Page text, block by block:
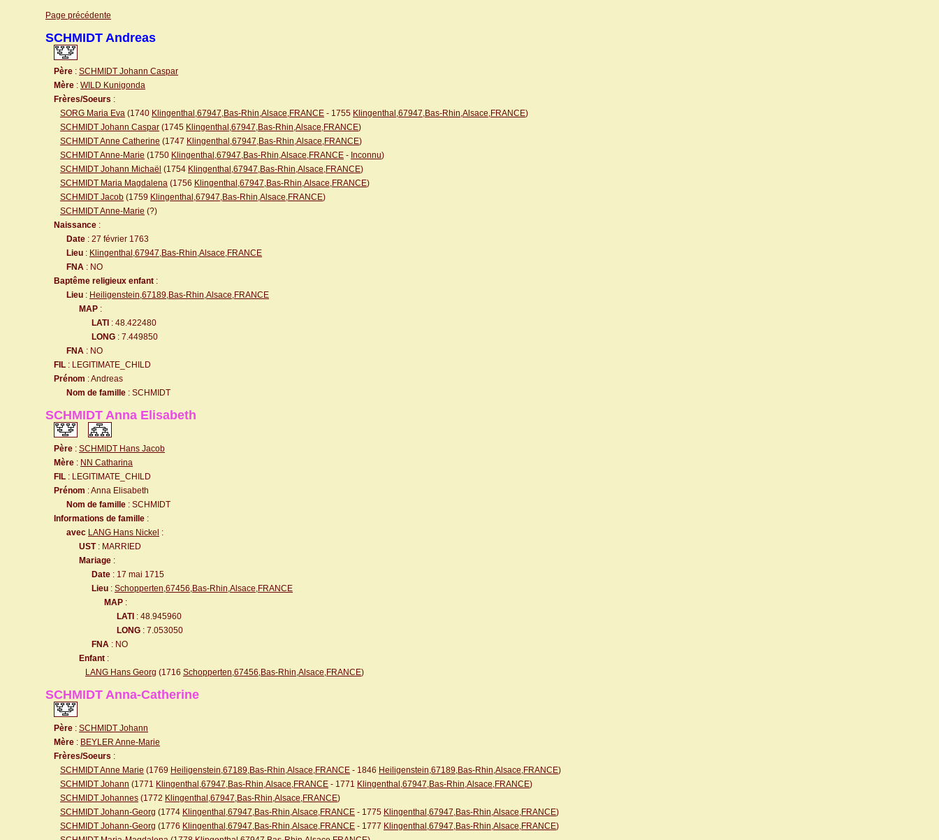
Page précédente
SCHMIDT Andreas
Père : SCHMIDT Johann Caspar
Mère : WILD Kunigonda
Frères/Soeurs :
SORG Maria Eva (1740 Klingenthal,67947,Bas-Rhin,Alsace,FRANCE - 1755 Klingenthal,67947,Bas-Rhin,Alsace,FRANCE)
SCHMIDT Johann Caspar (1745 Klingenthal,67947,Bas-Rhin,Alsace,FRANCE)
SCHMIDT Anne Catherine (1747 Klingenthal,67947,Bas-Rhin,Alsace,FRANCE)
SCHMIDT Anne-Marie (1750 Klingenthal,67947,Bas-Rhin,Alsace,FRANCE - Inconnu)
SCHMIDT Johann Michaël (1754 Klingenthal,67947,Bas-Rhin,Alsace,FRANCE)
SCHMIDT Maria Magdalena (1756 Klingenthal,67947,Bas-Rhin,Alsace,FRANCE)
SCHMIDT Jacob (1759 Klingenthal,67947,Bas-Rhin,Alsace,FRANCE)
SCHMIDT Anne-Marie (?)
Naissance :
Date : 27 février 1763
Lieu : Klingenthal,67947,Bas-Rhin,Alsace,FRANCE
FNA : NO
Baptême religieux enfant :
Lieu : Heiligenstein,67189,Bas-Rhin,Alsace,FRANCE
MAP :
LATI : 48.422480
LONG : 7.449850
FNA : NO
FIL : LEGITIMATE_CHILD
Prénom : Andreas
Nom de famille : SCHMIDT
SCHMIDT Anna Elisabeth
Père : SCHMIDT Hans Jacob
Mère : NN Catharina
FIL : LEGITIMATE_CHILD
Prénom : Anna Elisabeth
Nom de famille : SCHMIDT
Informations de famille :
avec LANG Hans Nickel :
UST: MARRIED
Mariage :
Date : 17 mai 1715
Lieu : Schopperten,67456,Bas-Rhin,Alsace,FRANCE
MAP :
LATI : 48.945960
LONG : 7.053050
FNA : NO
Enfant :
LANG Hans Georg (1716 Schopperten,67456,Bas-Rhin,Alsace,FRANCE)
SCHMIDT Anna-Catherine
Père : SCHMIDT Johann
Mère : BEYLER Anne-Marie
Frères/Soeurs :
SCHMIDT Anne Marie (1769 Heiligenstein,67189,Bas-Rhin,Alsace,FRANCE - 1846 Heiligenstein,67189,Bas-Rhin,Alsace,FRANCE)
SCHMIDT Johann (1771 Klingenthal,67947,Bas-Rhin,Alsace,FRANCE - 1771 Klingenthal,67947,Bas-Rhin,Alsace,FRANCE)
SCHMIDT Johannes (1772 Klingenthal,67947,Bas-Rhin,Alsace,FRANCE)
SCHMIDT Johann-Georg (1774 Klingenthal,67947,Bas-Rhin,Alsace,FRANCE - 1775 Klingenthal,67947,Bas-Rhin,Alsace,FRANCE)
SCHMIDT Johann-Georg (1776 Klingenthal,67947,Bas-Rhin,Alsace,FRANCE - 1777 Klingenthal,67947,Bas-Rhin,Alsace,FRANCE)